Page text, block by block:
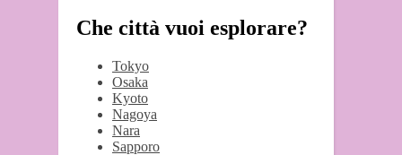
Che città vuoi esplorare?
Tokyo
Osaka
Kyoto
Nagoya
Nara
Sapporo